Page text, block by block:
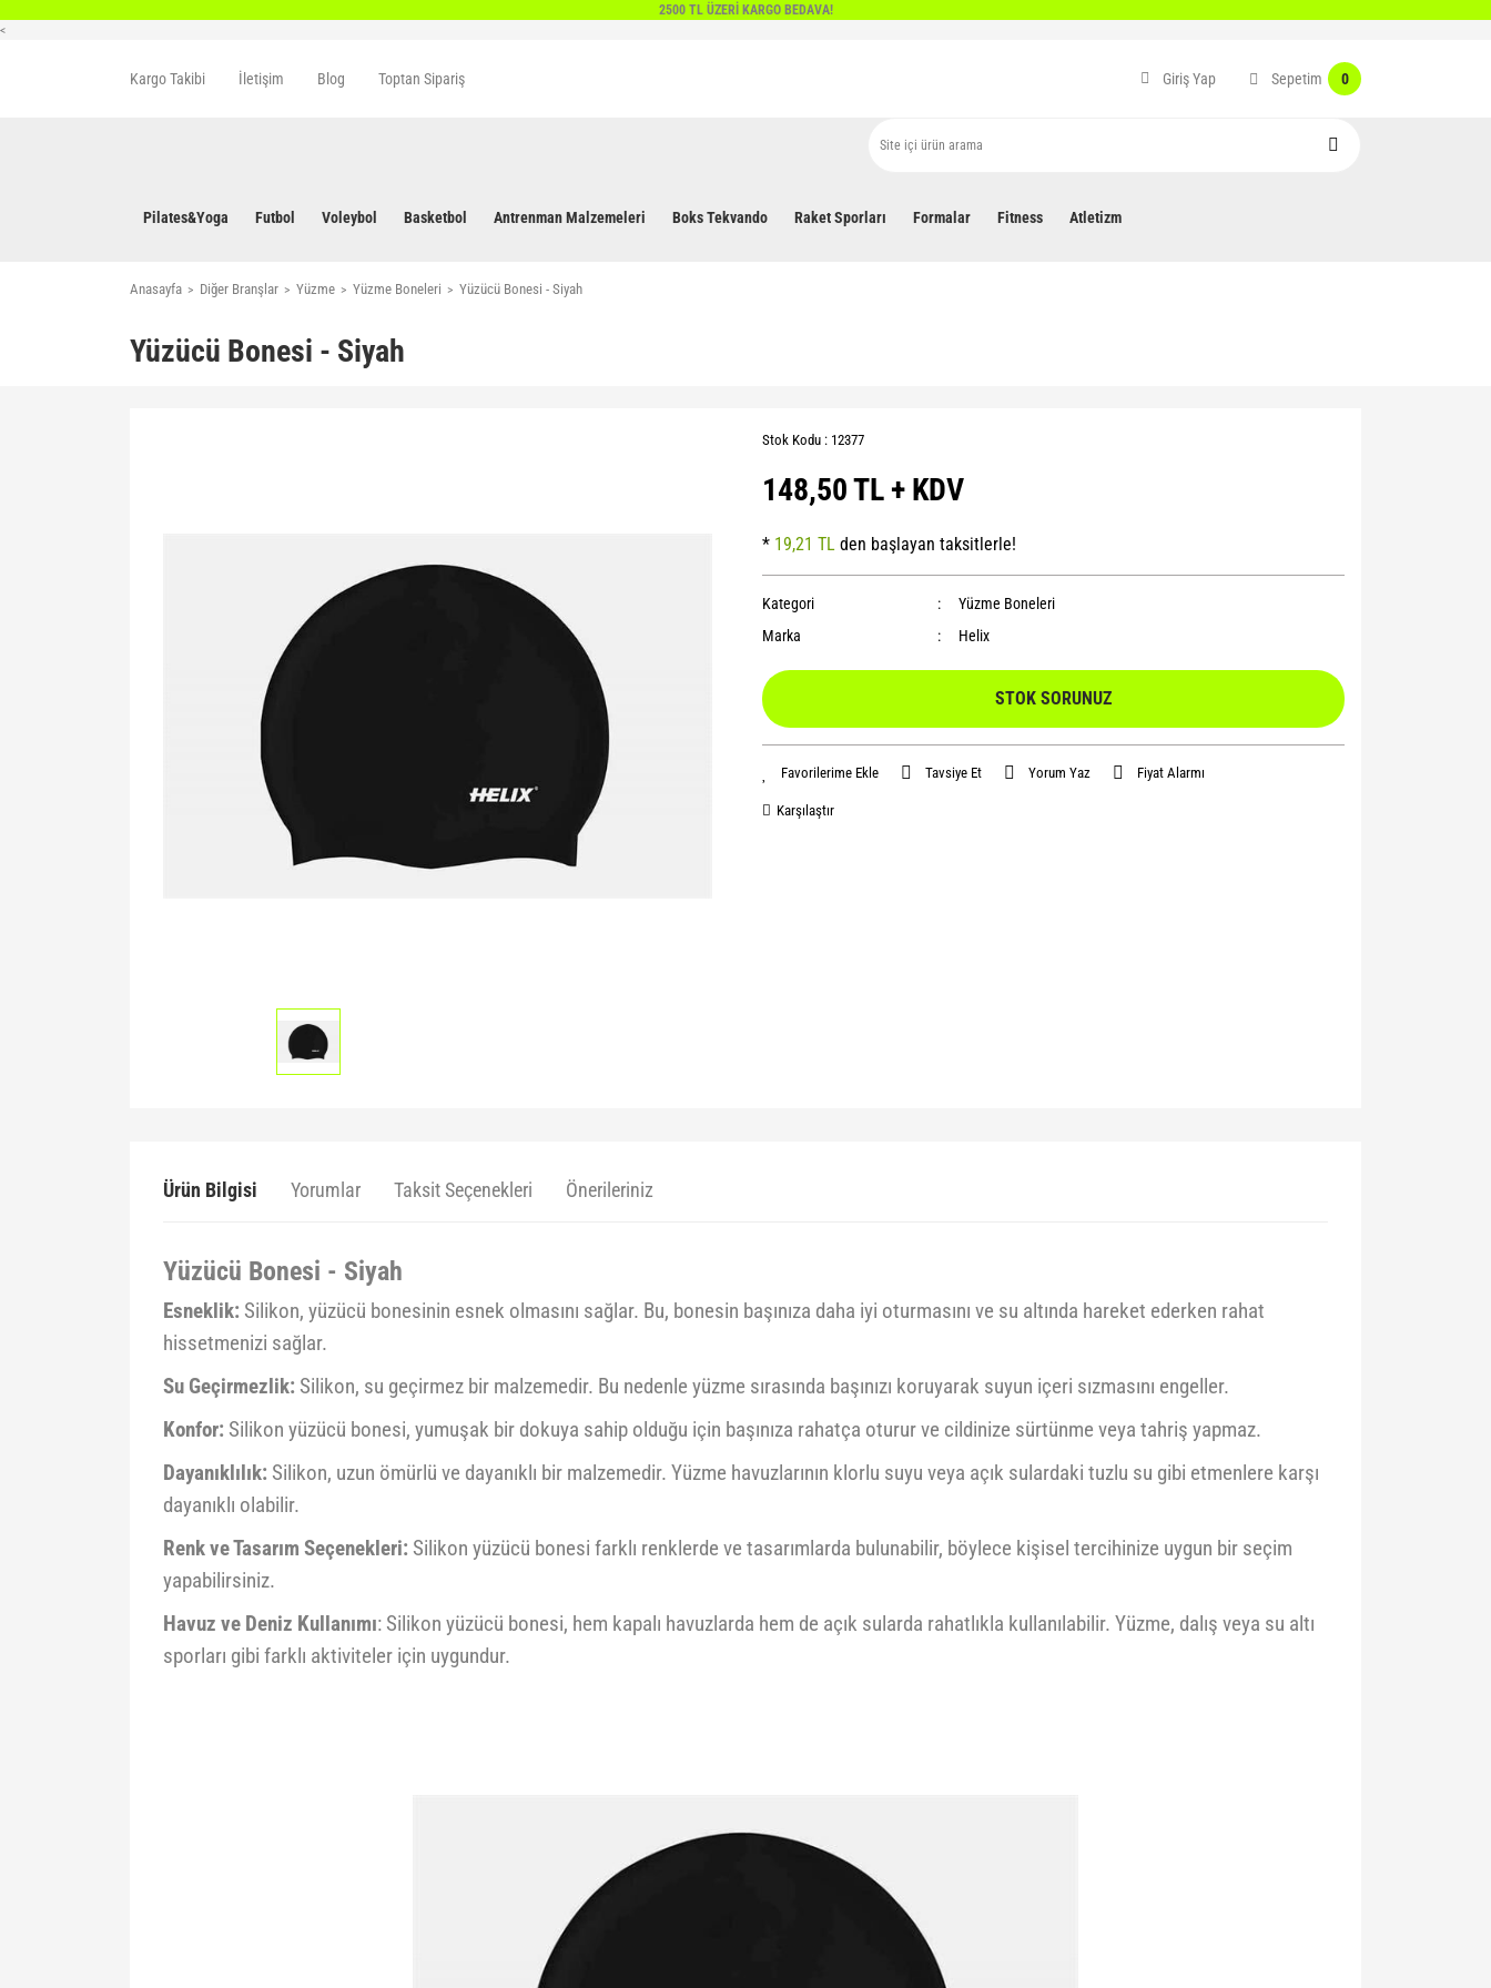
2500 TL ÜZERİ KARGO BEDAVA!
<
Kargo Takibi İletişim Blog Toptan Sipariş Giriş Yap Sepetim 0
Pilates&Yoga Futbol Voleybol Basketbol Antrenman Malzemeleri Boks Tekvando Raket Sporları Formalar Fitness Atletizm
Anasayfa Diğer Branşlar Yüzme Yüzme Boneleri Yüzücü Bonesi - Siyah
Yüzücü Bonesi - Siyah
Stok Kodu : 12377
148,50 TL + KDV
* 19,21 TL den başlayan taksitlerle!
Kategori
Yüzme Boneleri
Marka
Helix
STOK SORUNUZ
Tavsiye Et Yorum Yaz Fiyat Alarmı
Karşılaştır
Ürün Bilgisi Yorumlar Taksit Seçenekleri Önerileriniz
Yüzücü Bonesi - Siyah
Esneklik: Silikon, yüzücü bonesinin esnek olmasını sağlar. Bu, bonesin başınıza daha iyi oturmasını ve su altında hareket ederken rahat
hissetmenizi sağlar.
Su Geçirmezlik: Silikon, su geçirmez bir malzemedir. Bu nedenle yüzme sırasında başınızı koruyarak suyun içeri sızmasını engeller.
Konfor: Silikon yüzücü bonesi, yumuşak bir dokuya sahip olduğu için başınıza rahatça oturur ve cildinize sürtünme veya tahriş yapmaz.
Dayanıklılık: Silikon, uzun ömürlü ve dayanıklı bir malzemedir. Yüzme havuzlarının klorlu suyu veya açık sulardaki tuzlu su gibi etmenlere karşı
dayanıklı olabilir.
Renk ve Tasarım Seçenekleri: Silikon yüzücü bonesi farklı renklerde ve tasarımlarda bulunabilir, böylece kişisel tercihinize uygun bir seçim
yapabilirsiniz.
Havuz ve Deniz Kullanımı: Silikon yüzücü bonesi, hem kapalı havuzlarda hem de açık sularda rahatlıkla kullanılabilir. Yüzme, dalış veya su altı
sporları gibi farklı aktiviteler için uygundur.